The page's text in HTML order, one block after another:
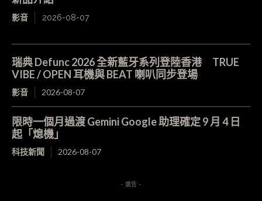
影音 2026-08-07
瑞典 Defunc 2026 全新藍牙系列登陸香港 TRUE
VIBE / OPEN 耳機與 BEAT 喇叭同步登場
影音 2026-08-07
限時一個月過渡 Gemini Google 助理確定 9 月 4 日
起「熄機」
科技新聞 2026-08-07
- 廣告 -